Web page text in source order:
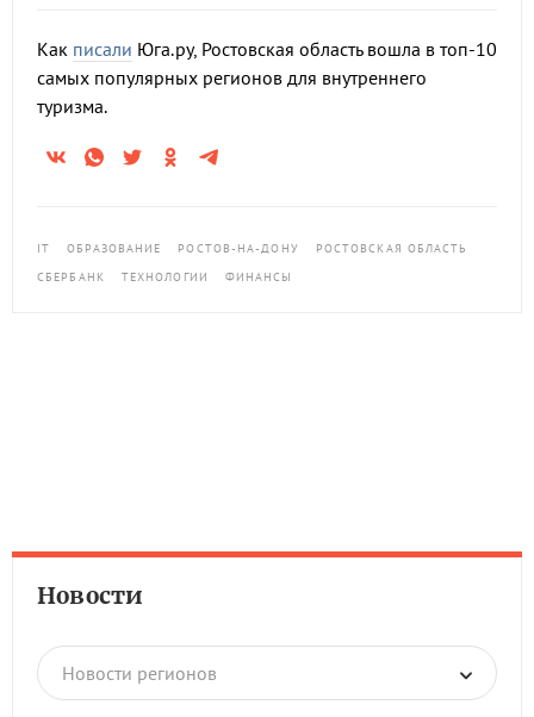
Как писали Юга.ру, Ростовская область вошла в топ-10
самых популярных регионов для внутреннего
туризма.
IT ОБРАЗОВАНИЕ РОСТОВ-НА-ДОНУ
РОСТОВСКАЯ ОБЛАСТЬ
СБЕРБАНК
ТЕХНОЛОГИИ ФИНАНСЫ
Новости
Новости регионов